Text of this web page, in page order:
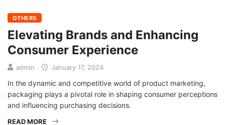
OTHERS
Elevating Brands and Enhancing
Consumer Experience
admin January 17, 2024
In the dynamic and competitive world of product marketing,
packaging plays a pivotal role in shaping consumer perceptions
and influencing purchasing decisions.
READ MORE